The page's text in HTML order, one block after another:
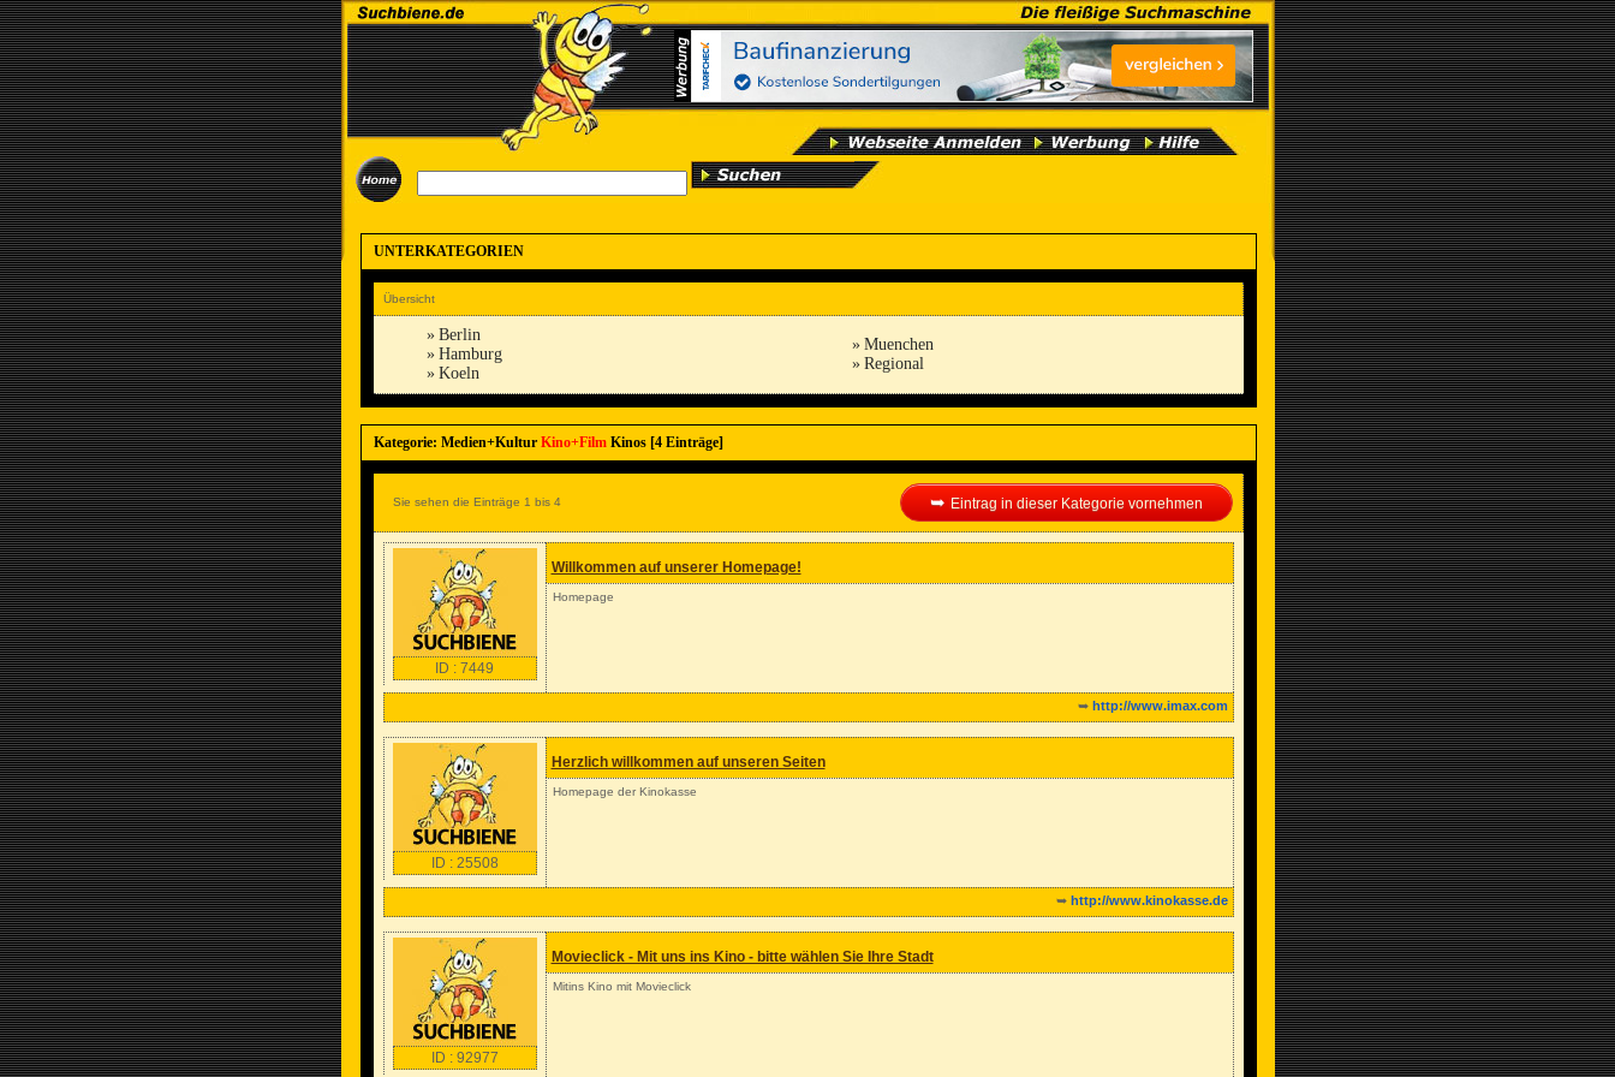
UNTERKATEGORIEN
Übersicht
» Berlin
» Hamburg
» Koeln
» Muenchen
» Regional
Kategorie: Medien+Kultur Kino+FilmKinos [4 Einträge]
Sie sehen die Einträge 1 bis 4 ➥ Eintrag in dieser Kategorie vornehmen
ID : 7449
Willkommen auf unserer Homepage!
Homepage
➥ http://www.imax.com
ID : 25508
Herzlich willkommen auf unseren Seiten
Homepage der Kinokasse
➥ http://www.kinokasse.de
ID : 92977
Movieclick - Mit uns ins Kino - bitte wählen Sie Ihre Stadt
Mitins Kino mit Movieclick